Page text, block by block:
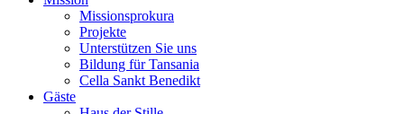
Missionsprokura
Projekte
Unterstützen Sie uns
Bildung für Tansania
Cella Sankt Benedikt
Gäste